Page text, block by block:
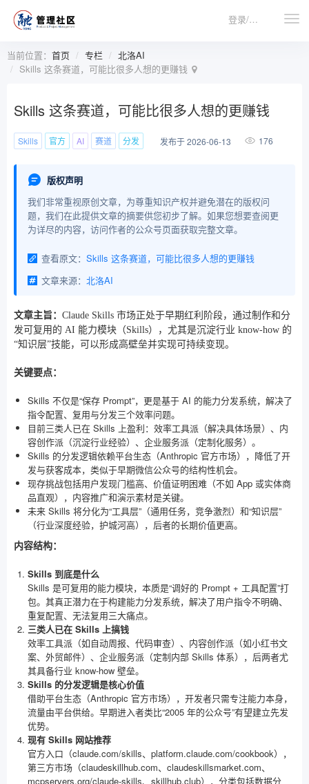
登录/注册
当前位置： 首页 专栏
北洛AI
Skills 这条赛道，可能比很多人想的更赚钱
Skills 这条赛道，可能比很多人想的更赚钱
Skills 官方 AI 赛道 分发 发布于 2026-06-13 176
版权声明
我们非常重视原创文章，为尊重知识产权并避免潜在的版权问
题，我们在此提供文章的摘要供您初步了解。如果您想要查阅更
为详尽的内容，访问作者的公众号页面获取完整文章。
查看原文： Skills 这条赛道，可能比很多人想的更赚钱
文章来源： 北洛AI
文章主旨： Claude Skills 市场正处于早期红利阶段，通过制作和分
发可复用的 AI 能力模块（Skills），尤其是沉淀行业 know-how 的
“知识层”技能，可以形成高壁垒并实现可持续变现。
关键要点：
Skills 不仅是“保存 Prompt”，更是基于 AI 的能力分发系统，解决了
指令配置、复用与分发三个效率问题。
目前三类人已在 Skills 上盈利：效率工具派（解决具体场景）、内
容创作派（沉淀行业经验）、企业服务派（定制化服务）。
Skills 的分发逻辑依赖平台生态（Anthropic 官方市场），降低了开
发与获客成本，类似于早期微信公众号的结构性机会。
现存挑战包括用户发现门槛高、价值证明困难（不如 App 或实体商
品直观），内容推广和演示素材是关键。
未来 Skills 将分化为“工具层”（通用任务，竞争激烈）和“知识层”
（行业深度经验，护城河高），后者的长期价值更高。
内容结构：
Skills 到底是什么
Skills 是可复用的能力模块，本质是“调好的 Prompt + 工具配置”打
包。其真正潜力在于构建能力分发系统，解决了用户指令不明确、
重复配置、无法复用三大痛点。
三类人已在 Skills 上搞钱
效率工具派（如自动周报、代码审查）、内容创作派（如小红书文
案、外贸邮件）、企业服务派（定制内部 Skills 体系），后两者尤
其具备行业 know-how 壁垒。
Skills 的分发逻辑是核心价值
借助平台生态（Anthropic 官方市场），开发者只需专注能力本身，
流量由平台供给。早期进入者类比“2005 年的公众号”有望建立先发
优势。
现有 Skills 网站推荐
官方入口（claude.com/skills、platform.claude.com/cookbook），
第三方市场（claudeskillhub.com、claudeskillsmarket.com、
mcpservers.org/claude-skills、skillhub.club），分类包括数据分